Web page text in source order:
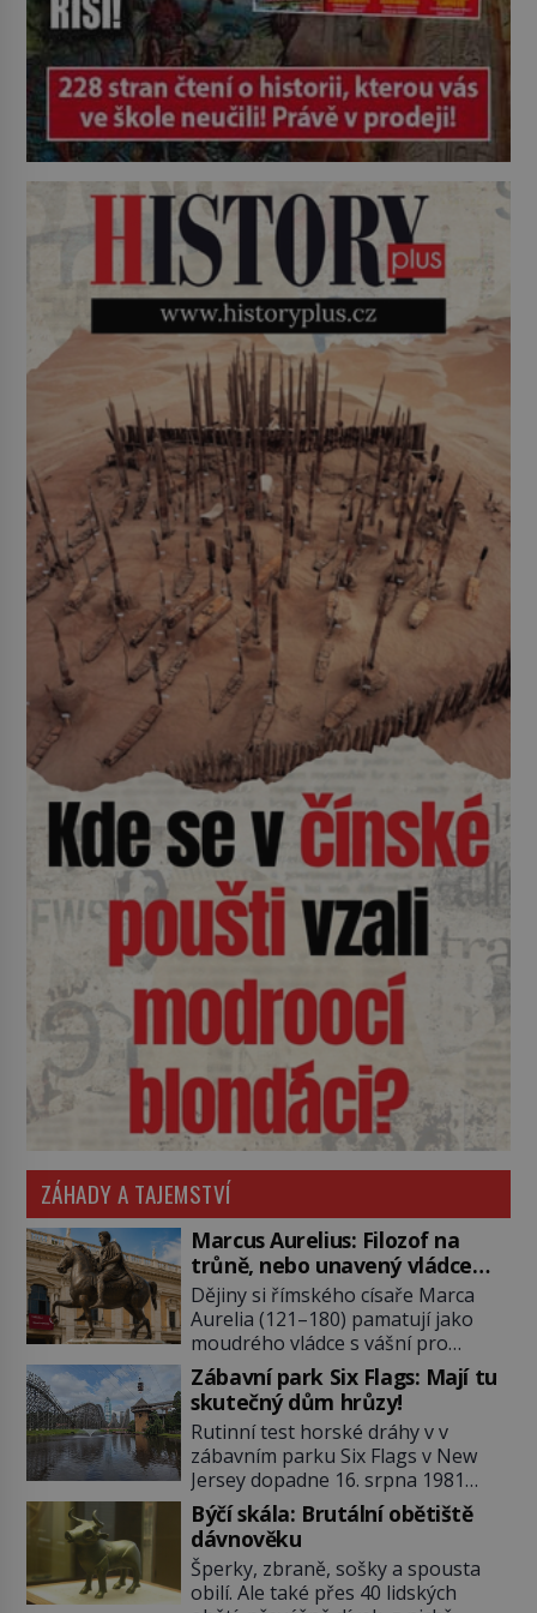
ZÁHADY A TAJEMSTVÍ
Marcus Aurelius: Filozof na
trůně, nebo unavený vládce
závislý na opiu?
Dějiny si římského císaře Marca
Aurelia (121–180) pamatují jako
moudrého vládce s vášní pro
filozofii, byť musíme tuto moudrost
vnímat v kontextu jeho postavení i
doby, ve které žil. Máme však nyní
rozbít tuto obecně přijímanou
pravdu na padrť a prohlásit, že to
byl jen životem unavený a drogou
ovládaný muž? Marcus Aurelius byl
zastáncem stoicismu, učení, […]
Zábavní park Six Flags: Mají tu
skutečný dům hrůzy!
Rutinní test horské dráhy v v
zábavním parku Six Flags v New
Jersey dopadne 16. srpna 1981
katastrofou. 20letý technik Scott
Tyler se zřítí na zem! Zranění jsou
neslučitelná se životem. „Nepoužil
bezpečnostní zábranu,“ osvětlí
smrtelnou nehodu tiskový mluvčí
Býčí skála: Brutální obětiště
dávnověku
Šperky, zbraně, sošky a spousta
obilí. Ale také přes 40 lidských